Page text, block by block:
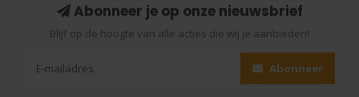
Abonneer je op onze nieuwsbrief
Blijf op de hoogte van alle acties die wij je aanbieden!
Abonneer